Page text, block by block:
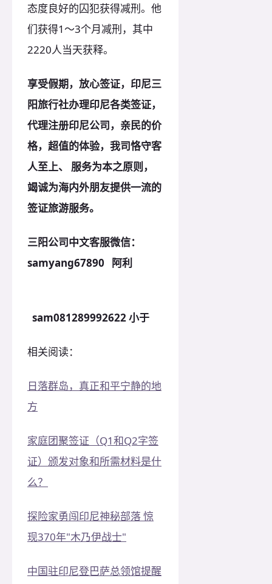
态度良好的囚犯获得减刑。他
们获得1～3个月减刑，其中
2220人当天获释。
享受假期，放心签证，印尼三
阳旅行社办理印尼各类签证，
代理注册印尼公司，亲民的价
格，超值的体验，我司恪守客
人至上、 服务为本之原则，
竭诚为海内外朋友提供一流的
签证旅游服务。
三阳公司中文客服微信：
samyang67890 阿利
sam081289992622 小于
相关阅读：
日落群岛，真正和平宁静的地
方
家庭团聚签证（Q1和Q2字签
证）颁发对象和所需材料是什
么？
探险家勇闯印尼神秘部落 惊
现370年"木乃伊战士"
中国驻印尼登巴萨总领馆提醒